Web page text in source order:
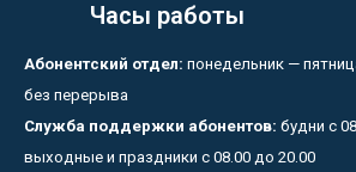
Часы работы
Абонентский отдел: понедельник —
без перерыва
Служба поддержки абонентов: будни с
выходные и праздники с 08.00 до 20.00